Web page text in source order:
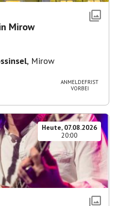
Mirow
, Mirow
ANMELDEFRIST
VORBEI
Heute, 07.08.2026
20:00